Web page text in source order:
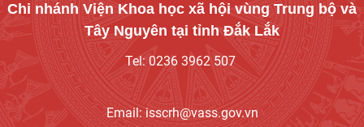
Chi nhánh Viện Khoa học xã hội vùng Trung bộ và
Tây Nguyên tại tỉnh Đắk Lắk
Tel: 0236 3962 507
Email: isscrh@vass.gov.vn